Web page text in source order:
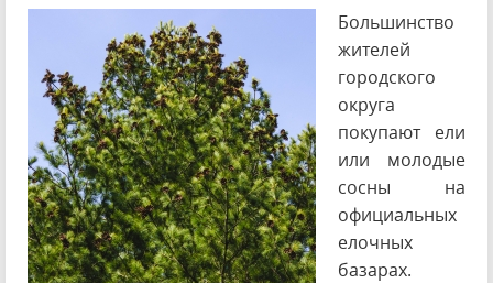
Большинство
жителей
городского
округа
покупают ели
или молодые
сосны на
официальных
елочных
базарах.